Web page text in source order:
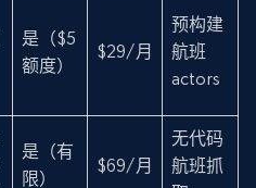
是（$5
额度）
$29/月
预构建
航班
actors
是（有
限）
$69/月
无代码
航班抓